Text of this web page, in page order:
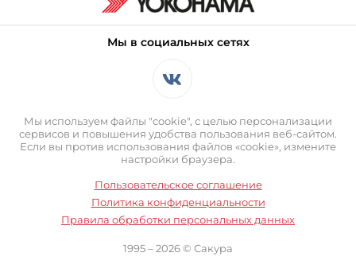
Мы в социальных сетях
Мы используем файлы "cookie", с целью персонализации
сервисов и повышения удобства пользования веб-сайтом.
Если вы против использования файлов «cookie», измените
настройки браузера.
Пользовательское соглашение
Политика конфиденциальности
Правила обработки персональных данных
1995 – 2026 © Сакура